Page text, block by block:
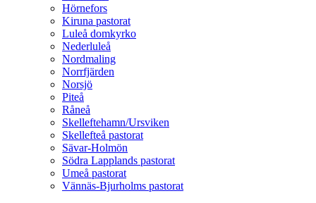
Hörnefors
Kiruna pastorat
Luleå domkyrko
Nederluleå
Nordmaling
Norrfjärden
Norsjö
Piteå
Råneå
Skelleftehamn/Ursviken
Skellefteå pastorat
Sävar-Holmön
Södra Lapplands pastorat
Umeå pastorat
Vännäs-Bjurholms pastorat